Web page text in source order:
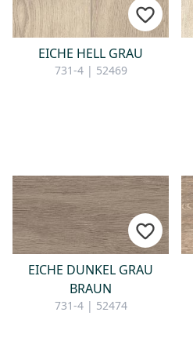
EICHE HELL GRAU
731-4 | 52469
EICHE DUNKEL GRAU
BRAUN
731-4 | 52474